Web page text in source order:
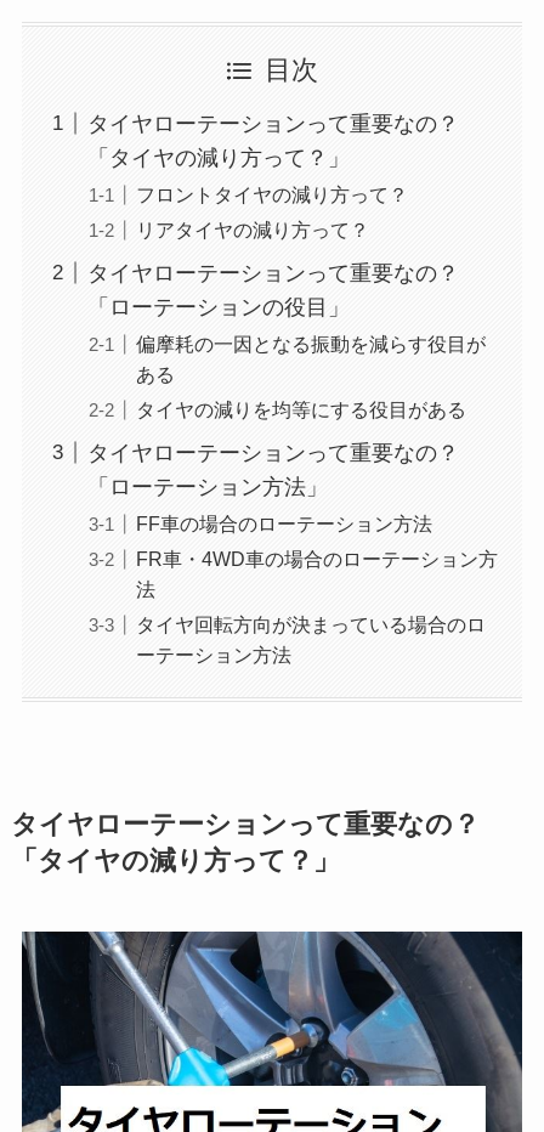
目次
タイヤローテーションって重要なの？
「タイヤの減り方って？」
フロントタイヤの減り方って？
リアタイヤの減り方って？
タイヤローテーションって重要なの？
「ローテーションの役目」
偏摩耗の一因となる振動を減らす役目が
ある
タイヤの減りを均等にする役目がある
タイヤローテーションって重要なの？
「ローテーション方法」
FF車の場合のローテーション方法
FR車・4WD車の場合のローテーション方
法
タイヤ回転方向が決まっている場合のロ
ーテーション方法
タイヤローテーションって重要なの？
「タイヤの減り方って？」